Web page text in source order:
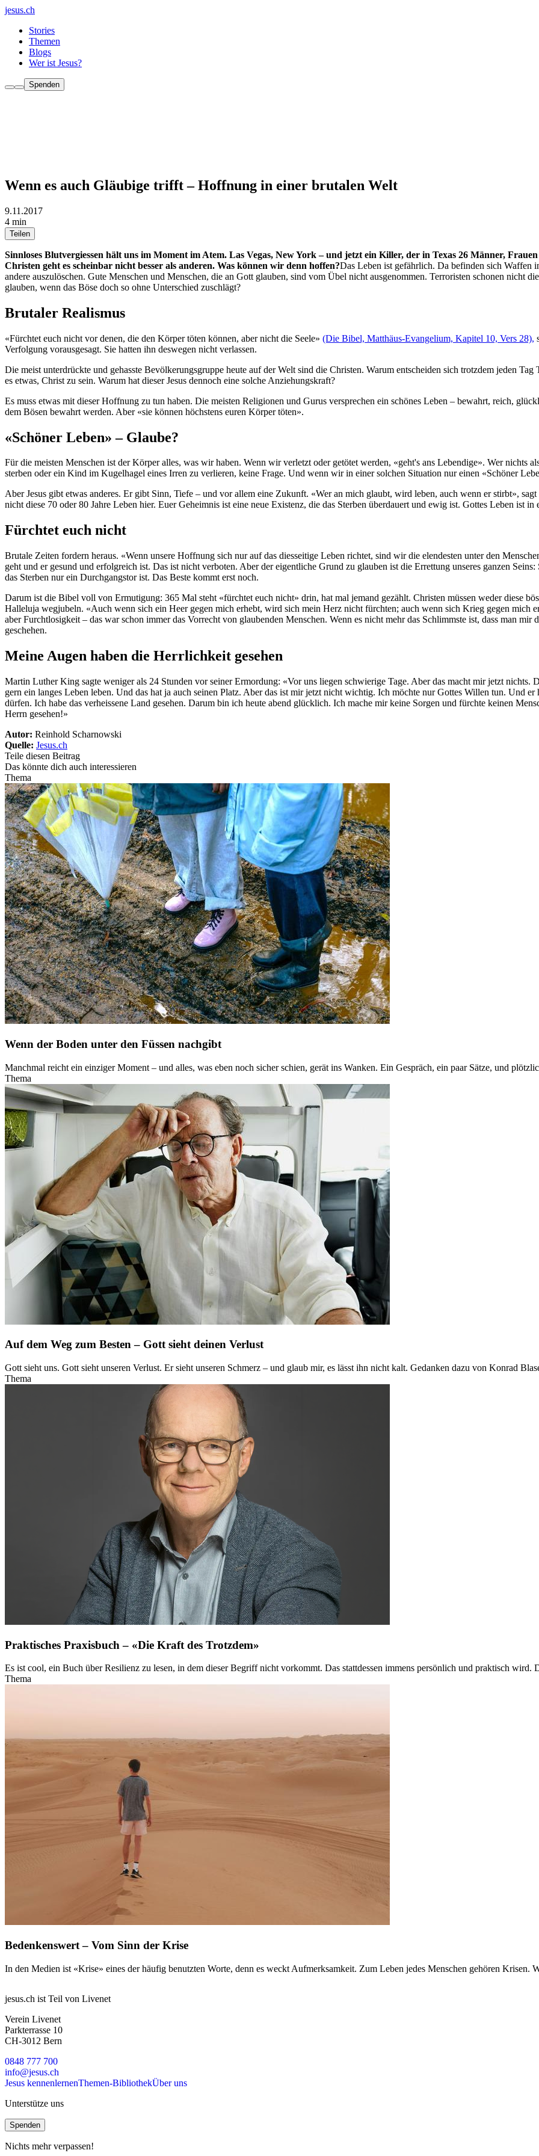
jesus.ch
Stories
Themen
Blogs
Wer ist Jesus?
Spenden
Wenn es auch Gläubige trifft – Hoffnung in einer brutalen Welt
9.11.2017
4 min
Teilen
Sinnloses Blutvergiessen hält uns im Moment im Atem. Las Vegas, New York – und jetzt ein Killer, der in Texas 26 Männer,
Christen geht es scheinbar nicht besser als anderen. Was können wir denn hoffen?Das Leben ist gefährlich. Da befinden sich Waffen
andere auszulöschen. Gute Menschen und Menschen, die an Gott glauben, sind vom Übel nicht ausgenommen. Terroristen schonen nicht
glauben, wenn das Böse doch so ohne Unterschied zuschlägt?
Brutaler Realismus
«Fürchtet euch nicht vor denen, die den Körper töten können, aber nicht die Seele» (Die Bibel, Matthäus-Evangelium, Kapitel 10, Vers 28),
Verfolgung vorausgesagt. Sie hatten ihn deswegen nicht verlassen.
Die meist unterdrückte und gehasste Bevölkerungsgruppe heute auf der Welt sind die Christen. Warum entscheiden sich trotzdem jeden
es etwas, Christ zu sein. Warum hat dieser Jesus dennoch eine solche Anziehungskraft?
Es muss etwas mit dieser Hoffnung zu tun haben. Die meisten Religionen und Gurus versprechen ein schönes Leben – bewahrt, reich,
dem Bösen bewahrt werden. Aber «sie können höchstens euren Körper töten».
«Schöner Leben» – Glaube?
Für die meisten Menschen ist der Körper alles, was wir haben. Wenn wir verletzt oder getötet werden, «geht's ans Lebendige». Wer nichts
sterben oder ein Kind im Kugelhagel eines Irren zu verlieren, keine Frage. Und wenn wir in einer solchen Situation nur einen «Schöner
Aber Jesus gibt etwas anderes. Er gibt Sinn, Tiefe – und vor allem eine Zukunft. «Wer an mich glaubt, wird leben, auch wenn er stirbt»,
nicht diese 70 oder 80 Jahre Leben hier. Euer Geheimnis ist eine neue Existenz, die das Sterben überdauert und ewig ist. Gottes Leben ist
Fürchtet euch nicht
Brutale Zeiten fordern heraus. «Wenn unsere Hoffnung sich nur auf das diesseitige Leben richtet, sind wir die elendesten unter den
geht und er gesund und erfolgreich ist. Das ist nicht verboten. Aber der eigentliche Grund zu glauben ist die Errettung unseres ganzen
das Sterben nur ein Durchgangstor ist. Das Beste kommt erst noch.
Darum ist die Bibel voll von Ermutigung: 365 Mal steht «fürchtet euch nicht» drin, hat mal jemand gezählt. Christen müssen weder diese
Halleluja wegjubeln. «Auch wenn sich ein Heer gegen mich erhebt, wird sich mein Herz nicht fürchten; auch wenn sich Krieg gegen mich
aber Furchtlosigkeit – das war schon immer das Vorrecht von glaubenden Menschen. Wenn es nicht mehr das Schlimmste ist, dass man
geschehen.
Meine Augen haben die Herrlichkeit gesehen
Martin Luther King sagte weniger als 24 Stunden vor seiner Ermordung: «Vor uns liegen schwierige Tage. Aber das macht mir jetzt
gern ein langes Leben leben. Und das hat ja auch seinen Platz. Aber das ist mir jetzt nicht wichtig. Ich möchte nur Gottes Willen tun. Und
dürfen. Ich habe das verheissene Land gesehen. Darum bin ich heute abend glücklich. Ich mache mir keine Sorgen und fürchte keinen
Herrn gesehen!»
Autor: Reinhold Scharnowski
Quelle: Jesus.ch
Teile diesen Beitrag
Das könnte dich auch interessieren
Thema
Wenn der Boden unter den Füssen nachgibt
Manchmal reicht ein einziger Moment – und alles, was eben noch sicher schien, gerät ins Wanken. Ein Gespräch, ein paar Sätze, und
Thema
Auf dem Weg zum Besten – Gott sieht deinen Verlust
Gott sieht uns. Gott sieht unseren Verlust. Er sieht unseren Schmerz – und glaub mir, es lässt ihn nicht kalt. Gedanken dazu von Konrad
Thema
Praktisches Praxisbuch – «Die Kraft des Trotzdem»
Es ist cool, ein Buch über Resilienz zu lesen, in dem dieser Begriff nicht vorkommt. Das stattdessen immens persönlich und praktisch
Thema
Bedenkenswert – Vom Sinn der Krise
In den Medien ist «Krise» eines der häufig benutzten Worte, denn es weckt Aufmerksamkeit. Zum Leben jedes Menschen gehören Krisen.
jesus.ch ist Teil von Livenet
Verein Livenet
Parkterrasse 10
CH-3012 Bern
0848 777 700
info@jesus.ch
Jesus kennenlernenThemen-BibliothekÜber uns
Unterstütze uns
Spenden
Nichts mehr verpassen!